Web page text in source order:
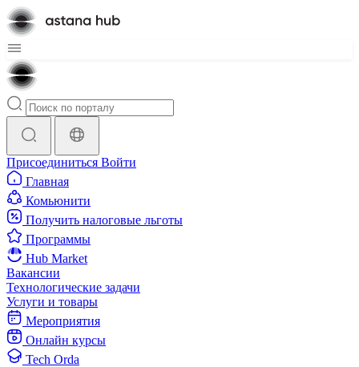
Присоединиться Войти
Главная
Комьюнити
Получить налоговые льготы
Программы
Hub Market
Вакансии
Технологические задачи
Услуги и товары
Мероприятия
Онлайн курсы
Tech Orda